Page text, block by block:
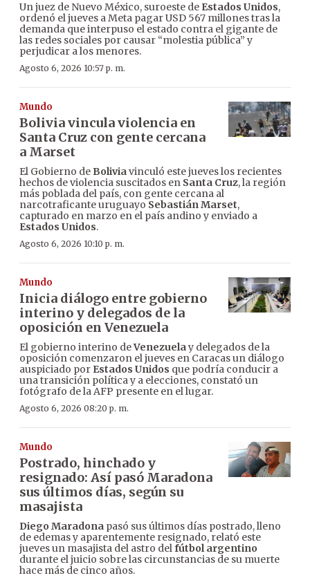
Un juez de Nuevo México, suroeste de Estados Unidos,
ordenó el jueves a Meta pagar USD 567 millones tras la
demanda que interpuso el estado contra el gigante de
las redes sociales por causar “molestia pública” y
perjudicar a los menores.
Agosto 6, 2026 10:57 p. m.
Mundo
Bolivia vincula violencia en
Santa Cruz con gente cercana
a Marset
El Gobierno de Boliviavinculó este jueves los recientes
hechos de violencia suscitados en Santa Cruz, la región
más poblada del país, con gente cercana al
narcotraficante uruguayo Sebastián Marset,
capturado en marzo en el país andino y enviado a
Estados Unidos.
Agosto 6, 2026 10:10 p. m.
Mundo
Inicia diálogo entre gobierno
interino y delegados de la
oposición en Venezuela
El gobierno interino deVenezuelay delegados de la
oposición comenzaron el jueves en Caracas un diálogo
auspiciado por Estados Unidos que podría conducir a
una transición política y a elecciones, constató un
fotógrafo de la AFP presente en el lugar.
Agosto 6, 2026 08:20 p. m.
Mundo
Postrado, hinchado y
resignado: Así pasó Maradona
sus últimos días, según su
masajista
Diego Maradona pasó sus últimos días postrado, lleno
de edemas y aparentemente resignado, relató este
jueves un masajista del astro delfútbol argentino
durante el juicio sobre las circunstancias de su muerte
hace más de cinco años.